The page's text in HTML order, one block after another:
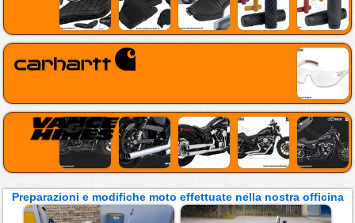
Preparazioni e modifiche moto effettuate nella nostra officina